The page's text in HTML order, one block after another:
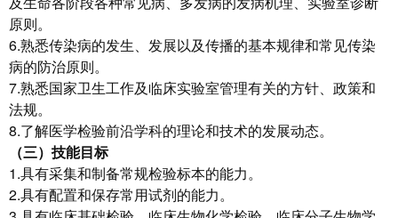
原则。
6.熟悉传染病的发生、发展以及传播的基本规律和常见传染
病的防治原则。
7.熟悉国家卫生工作及临床实验室管理有关的方针、政策和
法规。
8.了解医学检验前沿学科的理论和技术的发展动态。
（三）技能目标
1.具有采集和制备常规检验标本的能力。
2.具有配置和保存常用试剂的能力。